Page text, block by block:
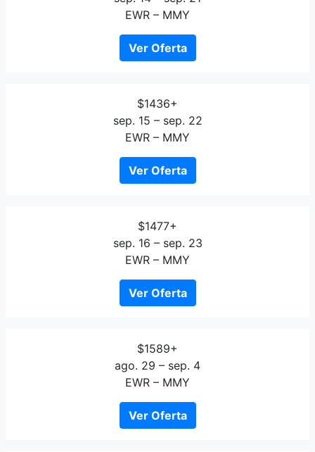
EWR – MMY
Ver Oferta
$1436+
sep. 15 – sep. 22
EWR – MMY
Ver Oferta
$1477+
sep. 16 – sep. 23
EWR – MMY
Ver Oferta
$1589+
ago. 29 – sep. 4
EWR – MMY
Ver Oferta